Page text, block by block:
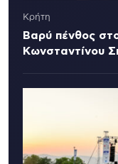
Κρήτη
Βαρύ πένθος
Κωνσταντίνου